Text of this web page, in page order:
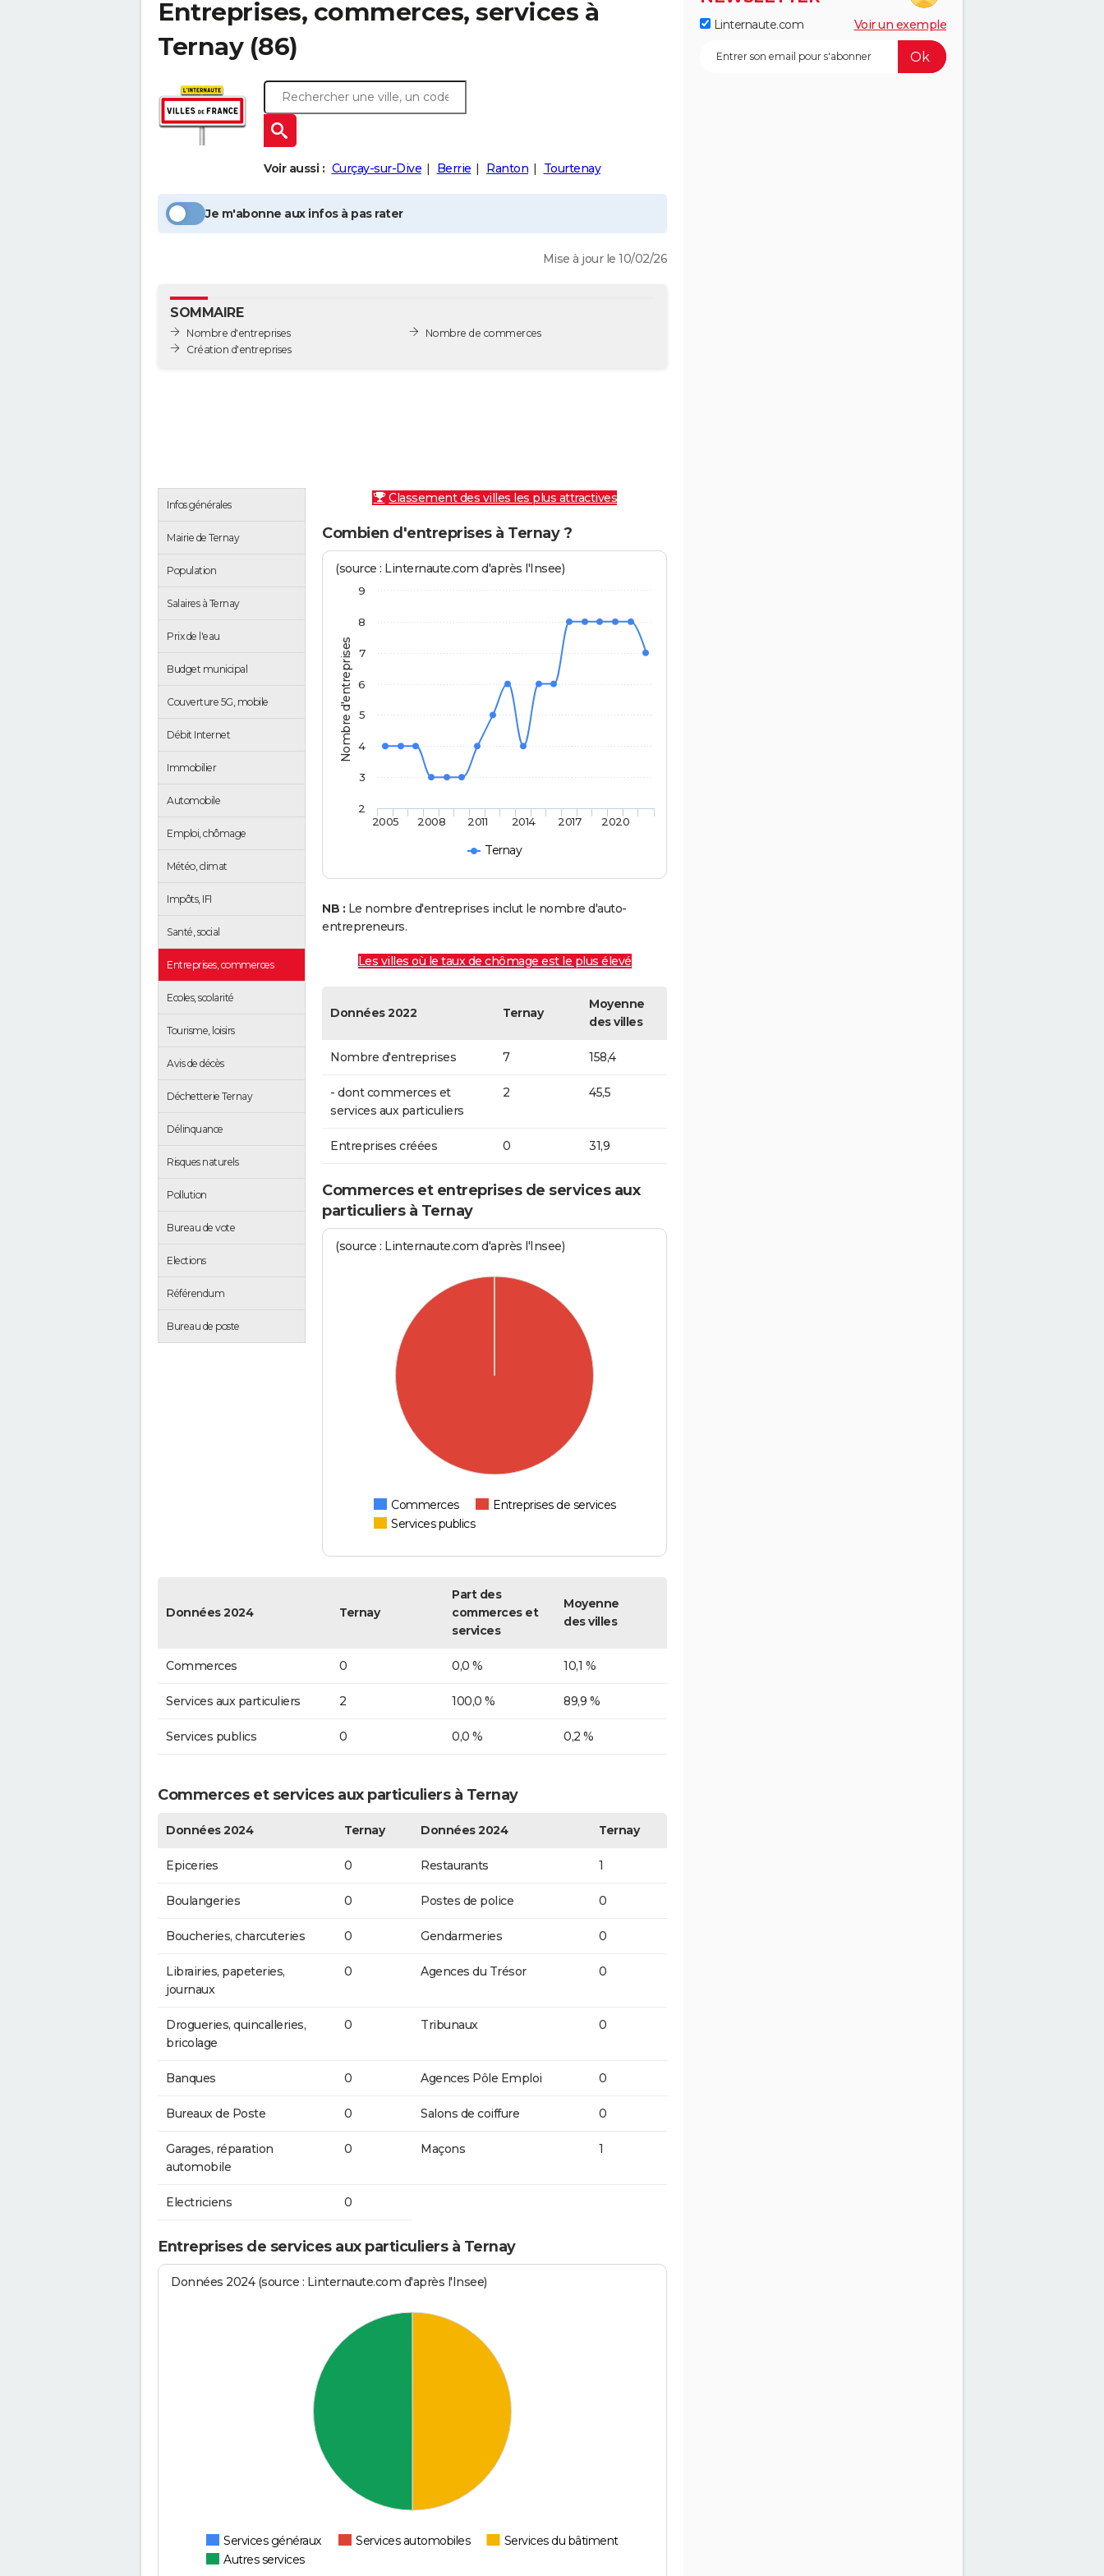
Entreprises, commerces, services à
Ternay(86)
Voir aussi : Curçay-sur-Dive Berrie Ranton Tourtenay
Je m'abonne aux infos à pas rater
Mise à jour le 10/02/26
SOMMAIRE
Nombre d'entreprises
Création d'entreprises
Nombre de commerces
Infos générales
Mairie de Ternay
Population
Salaires à Ternay
Prix de l'eau
Budget municipal
Couverture 5G, mobile
Débit Internet
Immobilier
Automobile
Emploi, chômage
Météo, climat
Impôts, IFI
Santé, social
Entreprises, commerces
Ecoles, scolarité
Tourisme, loisirs
Avis de décès
Déchetterie Ternay
Délinquance
Risques naturels
Pollution
Bureau de vote
Elections
Référendum
Bureau de poste
Classement des villes les plus attractives
Combien d'entreprises à Ternay ?
Nombre d'entreprises
(source : Linternaute.com d'après l'Insee)
Ternay
2005 2008 2011 2014 2017 2020
2
3
4
5
6
7
8
9
NB : Le nombre d'entreprises inclut le nombre d'auto-
entrepreneurs.
Les villes où le taux de chômage est le plus élevé
Données 2022 Ternay
Moyenne
des villes
Nombre d'entreprises 7 158,4
- dont commerces et
services aux particuliers
2 45,5
Entreprises créées 0 31,9
Commerces et entreprises de services aux
particuliers à Ternay
(source : Linternaute.com d'après l'Insee)
Commerces
Entreprises de services
Services publics
Données 2024 Ternay
Part des
commerces et
services
Moyenne
des villes
Commerces 0 0,0 % 10,1 %
Services aux particuliers 2 100,0 % 89,9 %
Services publics 0 0,0 % 0,2 %
Commerces et services aux particuliers à Ternay
Données 2024 Ternay Données 2024 Ternay
Epiceries 0 Restaurants 1
Boulangeries 0 Postes de police 0
Boucheries, charcuteries 0 Gendarmeries 0
Librairies, papeteries,
journaux
0 Agences du Trésor 0
Drogueries, quincalleries,
bricolage
0 Tribunaux 0
Banques 0 Agences Pôle Emploi 0
Bureaux de Poste 0 Salons de coiffure 0
Garages, réparation
automobile
0 Maçons 1
Electriciens 0
Entreprises de services aux particuliers à Ternay
Données 2024 (source : Linternaute.com d'après l'Insee)
Services généraux Services automobiles
Services du bâtiment
Autres services
Linternaute.com Voir un exemple